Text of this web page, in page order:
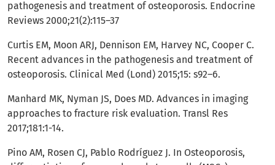
pathogenesis and treatment of osteoporosis. Endocrine
Reviews 2000;21(2):115–37
Curtis EM, Moon ARJ, Dennison EM, Harvey NC, Cooper C.
Recent advances in the pathogenesis and treatment of
osteoporosis. Clinical Med (Lond) 2015;15: s92–6.
Manhard MK, Nyman JS, Does MD. Advances in imaging
approaches to fracture risk evaluation. Transl Res
2017;181:1-14.
Pino AM, Rosen CJ, Pablo Rodríguez J. In Osteoporosis,